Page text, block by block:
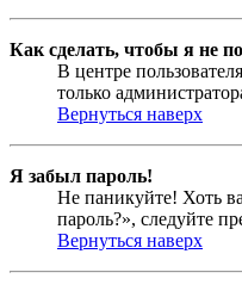
Как сделать, чтобы я не
В центре
только
Вернуться наверх
Я забыл пароль!
Не паникуйте! Хоть
пароль?», следуйте
Вернуться наверх